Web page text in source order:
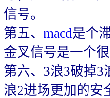
信号。
第五、 macd是个
金叉信号是一个
第六、3浪3破掉3
浪2进场更加的安